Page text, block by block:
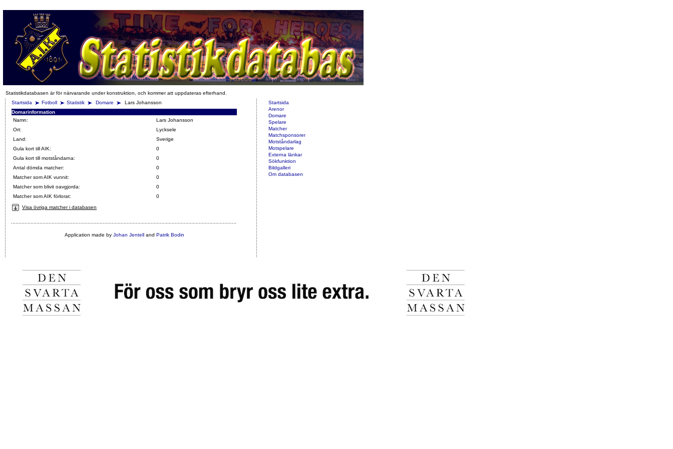
Statistikdatabasen är för närvarande under konstruktion, och kommer att uppdateras efterhand.
Startsida
Fotboll Statistik Domare
Lars Johansson
Domarinformation
Namn:
Lars Johansson
Ort:
Lycksele
Land:
Sverige
Gula kort till AIK:
0
Gula kort till motståndarna:
0
Antal dömda matcher:
0
Matcher som AIK vunnit:
0
Matcher som blivit oavgjorda:
0
Matcher som AIK förlorat:
0
Visa övriga matcher i databasen
Application made by Johan Jentelland Patrik Bodin
Startsida
Arenor
Domare
Spelare
Matcher
Matchsponsorer
Motståndarlag
Motspelare
Externa länkar
Sökfunktion
Bildgalleri
Om databasen